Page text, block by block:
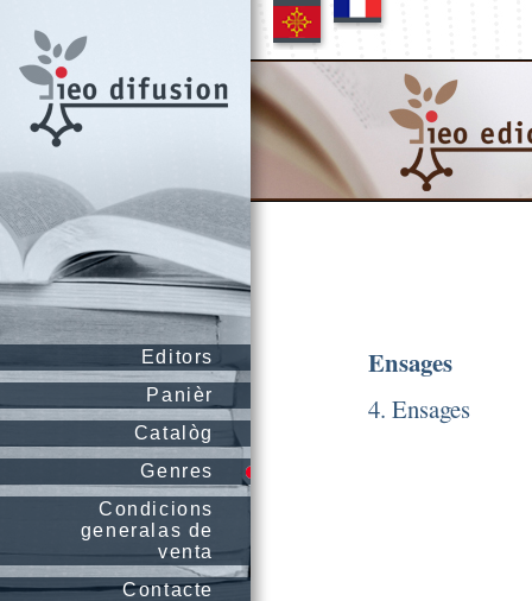
Editors
Panièr
Catalòg
Genres
Condicions
generalas de
venta
Contacte
Ensages
4. Ensages